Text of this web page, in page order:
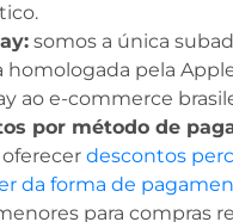
somos a única
homologada pela
ao e-commerce
por método de
descontos
da forma de
para compras